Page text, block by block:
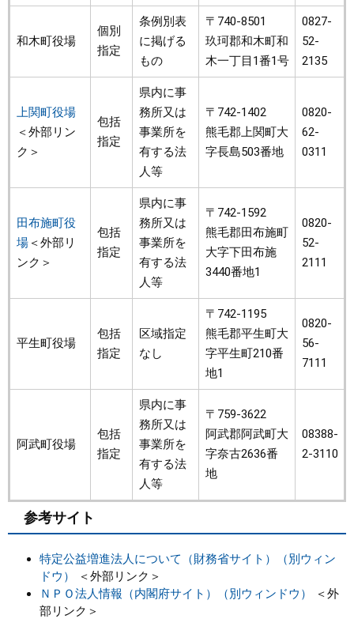
和木町役場
個別
指定
条例別表
に掲げる
もの
〒740-8501
玖珂郡和木町和
木一丁目1番1号
0827-
52-
2135
上関町役場
＜外部リン
ク＞
包括
指定
県内に事
務所又は
事業所を
有する法
人等
〒742-1402
熊毛郡上関町大
字長島503番地
0820-
62-
0311
田布施町役
場＜外部リ
ンク＞
包括
指定
県内に事
務所又は
事業所を
有する法
人等
〒742-1592
熊毛郡田布施町
大字下田布施
3440番地1
0820-
52-
2111
平生町役場
包括
指定
区域指定
なし
〒742-1195
熊毛郡平生町大
字平生町210番
地1
0820-
56-
7111
阿武町役場
包括
指定
県内に事
務所又は
事業所を
有する法
人等
〒759-3622
阿武郡阿武町大
字奈古2636番
地
08388-
2-3110
参考サイト
特定公益増進法人について（財務省サイト）（別ウィン
ドウ）
＜外部リンク＞
ＮＰＯ法人情報（内閣府サイト）（別ウィンドウ）
＜外
部リンク＞